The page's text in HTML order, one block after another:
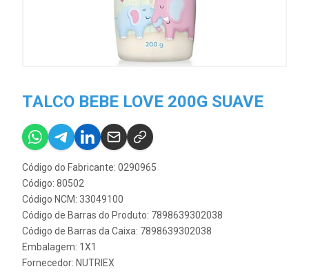
TALCO BEBE LOVE 200G SUAVE
Código do Fabricante: 0290965
Código: 80502
Código NCM: 33049100
Código de Barras do Produto: 7898639302038
Código de Barras da Caixa: 7898639302038
Embalagem: 1X1
Fornecedor: NUTRIEX